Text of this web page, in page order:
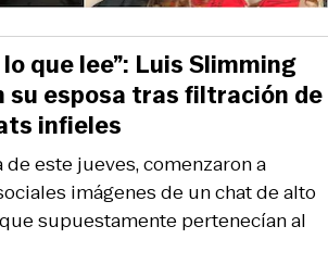
este jueves, comenzaron a
imágenes de un chat de alto
supuestamente pertenecían al
que lee”: Luis Slimming
su esposa tras filtración de
infieles